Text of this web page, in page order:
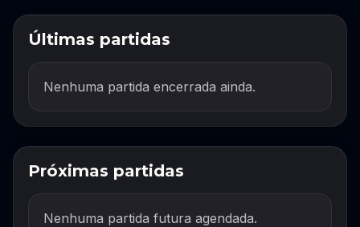
Últimas partidas
Nenhuma partida encerrada ainda.
Próximas partidas
Nenhuma partida futura agendada.